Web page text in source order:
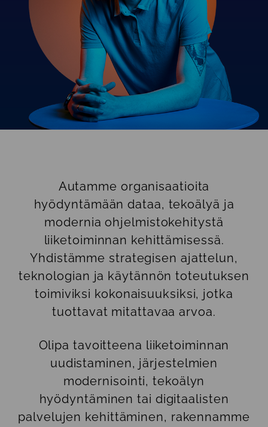
Autamme organisaatioita
hyödyntämään dataa, tekoälyä ja
modernia ohjelmistokehitystä
liiketoiminnan kehittämisessä.
Yhdistämme strategisen ajattelun,
teknologian ja käytännön toteutuksen
toimiviksi kokonaisuuksiksi, jotka
tuottavat mitattavaa arvoa.
Olipa tavoitteena liiketoiminnan
uudistaminen, järjestelmien
modernisointi, tekoälyn
hyödyntäminen tai digitaalisten
palvelujen kehittäminen, rakennamme